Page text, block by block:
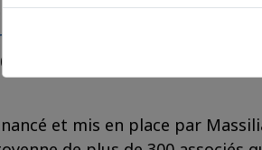
essor près de la gare de
tourisme.com/.../friche-
produisant 390 MWh/an
et mis en place par